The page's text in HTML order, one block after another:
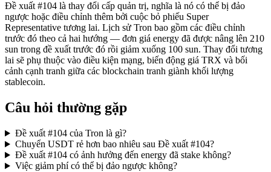
Đề xuất #104 là thay đổi cấp quản trị, nghĩa là nó có thể bị đảo
ngược hoặc điều chỉnh thêm bởi cuộc bỏ phiếu Super
Representative tương lai. Lịch sử Tron bao gồm các điều chỉnh
trước đó theo cả hai hướng — đơn giá energy đã được nâng lên 210
sun trong đề xuất trước đó rồi giảm xuống 100 sun. Thay đổi tương
lai sẽ phụ thuộc vào điều kiện mạng, biến động giá TRX và bối
cảnh cạnh tranh giữa các blockchain tranh giành khối lượng
stablecoin.
Câu hỏi thường gặp
Đề xuất #104 của Tron là gì?
Chuyển USDT rẻ hơn bao nhiêu sau Đề xuất #104?
Đề xuất #104 có ảnh hưởng đến energy đã stake không?
Việc giảm phí có thể bị đảo ngược không?